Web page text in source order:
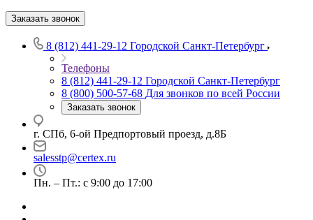
Заказать звонок
8 (812) 441-29-12 Городской Санкт-Петербург
Телефоны
8 (812) 441-29-12 Городской Санкт-Петербург
8 (800) 500-57-68 Для звонков по всей России
Заказать звонок
г. СПб, 6-ой Предпортовый проезд, д.8Б
salesstp@certex.ru
Пн. – Пт.: с 9:00 до 17:00